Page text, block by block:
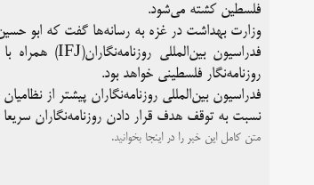
فلسطین کشته می‌شود.
وزارت بهداشت در غزه به رسانه‌ها گفت که ابو
روزنامه‌نگار فلسطینی خواهد بود.
فدراسیون بین‌المللی روزنامه‌نگاران پیشتر از
نسبت به توقف هدف قرار دادن روزنامه‌نگاران سریعا
متن کامل این خبر را دراینجا بخوانید.